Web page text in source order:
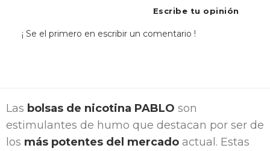
Escribe tu opinión
¡ Se el primero en escribir un comentario !
Las bolsas de nicotina PABLO son
estimulantes de humo que destacan por ser de
los más potentes del mercado actual. Estas